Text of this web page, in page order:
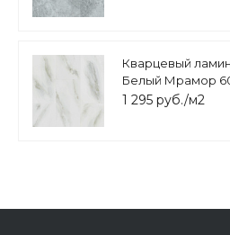
Кварцевый
Белый Мрамор
1 295 руб./м2